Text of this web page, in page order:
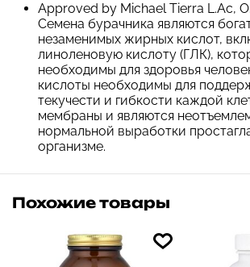
Approved by Michael Tierra L.Ac,
Семена бурачника являются
незаменимых жирных кислот,
линоленовую кислоту (ГЛК),
необходимы для здоровья
кислоты необходимы для
текучести и гибкости каждой
мембраны и являются
нормальной выработки
организме.
Похожие товары